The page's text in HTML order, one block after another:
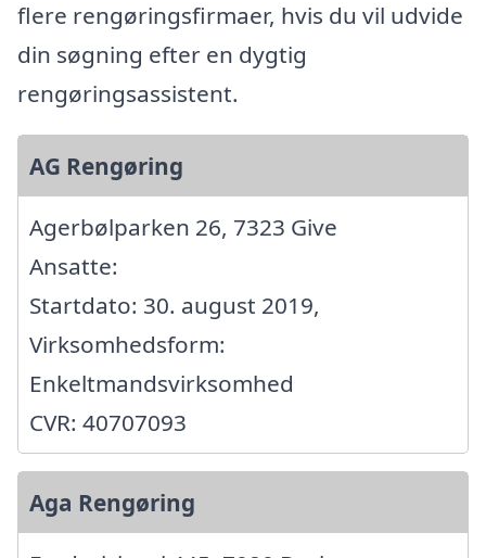
flere rengøringsfirmaer, hvis du vil udvide
din søgning efter en dygtig
rengøringsassistent.
AG Rengøring
Agerbølparken 26, 7323 Give
Ansatte:
Startdato: 30. august 2019,
Virksomhedsform:
Enkeltmandsvirksomhed
CVR: 40707093
Aga Rengøring